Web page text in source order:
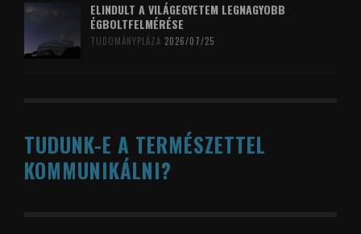
ELINDULT A VILÁGEGYETEM LEGNAGYOBB
ÉGBOLTFELMÉRÉSE
TUDOMÁNYPLÁZA 2026/07/25
TUDUNK-E A TERMÉSZETTEL
KOMMUNIKÁLNI?